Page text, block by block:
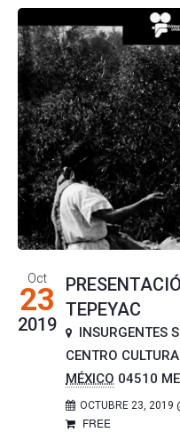
Oct
23
2019
TEPEYAC
INSURGENTES
CENTRO
MÉXICO 04510
OCTUBRE 23, 2019
FREE